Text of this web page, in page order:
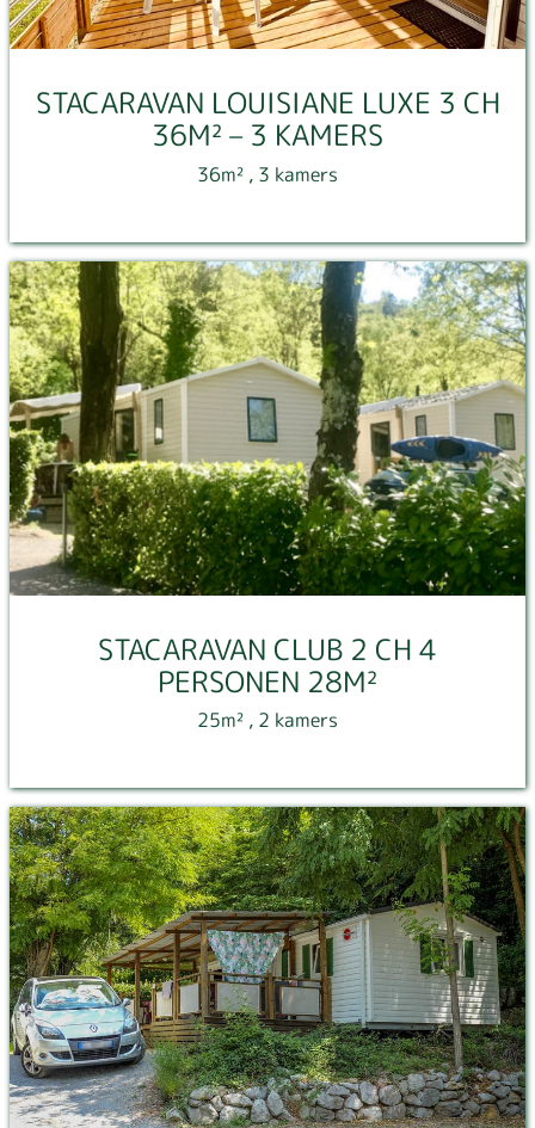
STACARAVAN LOUISIANE LUXE 3 CH
36M² – 3 KAMERS
36m² , 3 kamers
STACARAVAN CLUB 2 CH 4
PERSONEN 28M²
25m² , 2 kamers